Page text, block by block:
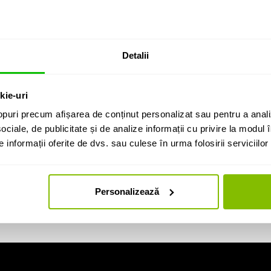
Detalii
uri
precum afișarea de conținut personalizat sau pentru a
de publicitate și de analize informații cu privire la modul
informații oferite de dvs. sau culese în urma folosirii serviciilor
Personalizează
4 intrari hardware, 6 intrari virtuale si 24 de pad-uri virtuale
3,5 mm